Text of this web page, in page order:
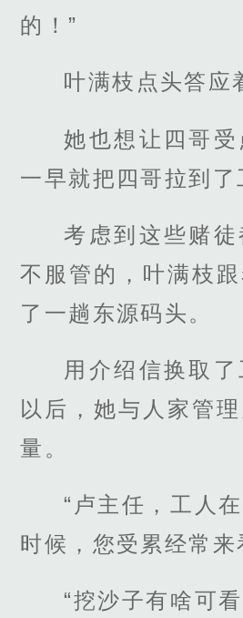
的！”
叶满枝点头答应
她也想让四哥受
一早就把四哥拉到了
考虑到这些赌徒
不服管的，叶满枝
了一趟东源码头。
用介绍信换取
以后，她与人家管
量。
“卢主任，工人
时候，您受累经常来
“挖沙子有啥可